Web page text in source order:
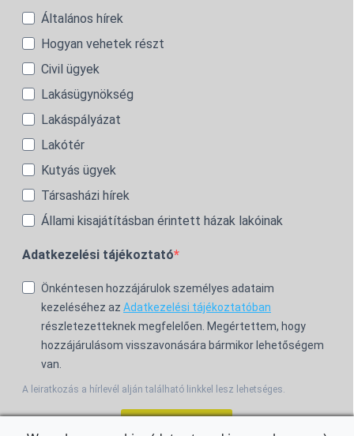
Általános hírek
Hogyan vehetek részt
Civil ügyek
Lakásügynökség
Lakáspályázat
Lakótér
Kutyás ügyek
Társasházi hírek
Állami kisajátításban érintett házak lakóinak
Adatkezelési tájékoztató
Önkéntesen hozzájárulok személyes adataim
kezeléséhez az Adatkezelési tájékoztatóban
részletezetteknek megfelelően. Megértettem, hogy
hozzájárulásom visszavonására bármikor lehetőségem
van.
A leiratkozás a hírlevél alján található linkkel lesz lehetséges.